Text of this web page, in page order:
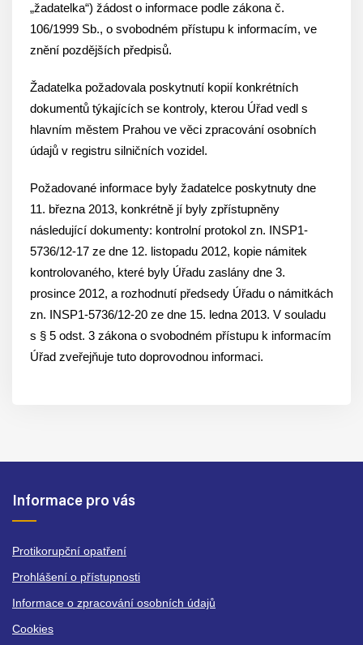
„žadatelka“) žádost o informace podle zákona č.
106/1999 Sb., o svobodném přístupu k informacím, ve
znění pozdějších předpisů.
Žadatelka požadovala poskytnutí kopií konkrétních
dokumentů týkajících se kontroly, kterou Úřad vedl s
hlavním městem Prahou ve věci zpracování osobních
údajů v registru silničních vozidel.
Požadované informace byly žadatelce poskytnuty dne
11. března 2013, konkrétně jí byly zpřístupněny
následující dokumenty: kontrolní protokol zn. INSP1-
5736/12-17 ze dne 12. listopadu 2012, kopie námitek
kontrolovaného, které byly Úřadu zaslány dne 3.
prosince 2012, a rozhodnutí předsedy Úřadu o námitkách
zn. INSP1-5736/12-20 ze dne 15. ledna 2013. V souladu
s § 5 odst. 3 zákona o svobodném přístupu k informacím
Úřad zveřejňuje tuto doprovodnou informaci.
Informace pro vás
Protikorupční opatření
Prohlášení o přístupnosti
Informace o zpracování osobních údajů
Cookies